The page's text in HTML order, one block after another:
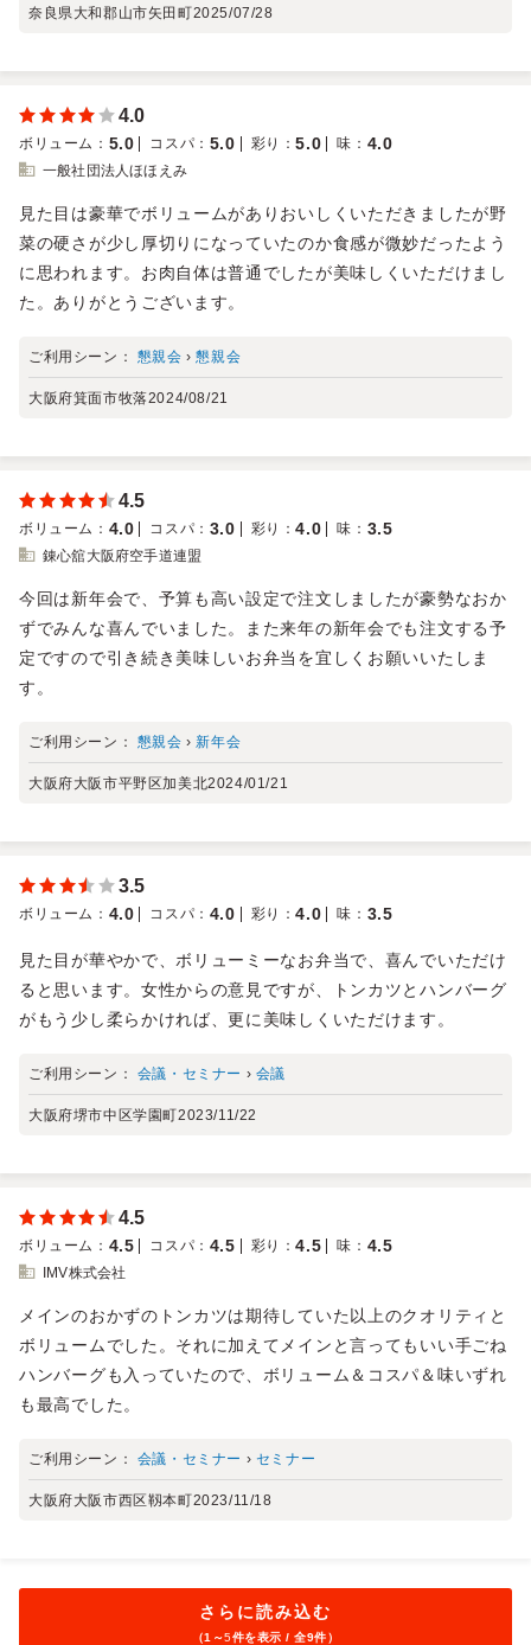
奈良県大和郡山市矢田町2025/07/28
4.0
ボリューム ： 5.0 コスパ ： 5.0 彩り ：5.0 味 ： 4.0
一般社団法人ほほえみ
見た目は豪華でボリュームがありおいしくいただきましたが野
菜の硬さが少し厚切りになっていたのか食感が微妙だったよう
に思われます。お肉自体は普通でしたが美味しくいただけまし
た。ありがとうございます。
ご利用シーン： 懇親会 ›懇親会
大阪府箕面市牧落2024/08/21
4.5
ボリューム ： 4.0 コスパ ： 3.0 彩り ：4.0 味 ： 3.5
錬心舘大阪府空手道連盟
今回は新年会で、予算も高い設定で注文しましたが豪勢なおか
ずでみんな喜んでいました。また来年の新年会でも注文する予
定ですので引き続き美味しいお弁当を宜しくお願いいたしま
す。
ご利用シーン： 懇親会 ›新年会
大阪府大阪市平野区加美北2024/01/21
3.5
ボリューム ： 4.0 コスパ ： 4.0 彩り ：4.0 味 ： 3.5
見た目が華やかで、ボリューミーなお弁当で、喜んでいただけ
ると思います。女性からの意見ですが、トンカツとハンバーグ
がもう少し柔らかければ、更に美味しくいただけます。
ご利用シーン： 会議・セミナー › 会議
大阪府堺市中区学園町2023/11/22
4.5
ボリューム ： 4.5 コスパ ： 4.5 彩り ：4.5 味 ： 4.5
IMV株式会社
メインのおかずのトンカツは期待していた以上のクオリティと
ボリュームでした。それに加えてメインと言ってもいい手ごね
ハンバーグも入っていたので、ボリューム＆コスパ＆味いずれ
も最高でした。
ご利用シーン： 会議・セミナー › セミナー
大阪府大阪市西区靱本町2023/11/18
さらに読み込む
（1～5件を表示 / 全9件）